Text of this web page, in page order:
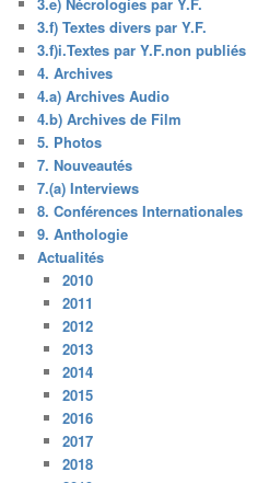
3.f) Textes divers par Y.F.
3.f)i.Textes par Y.F.non publiés
4. Archives
4.a) Archives Audio
4.b) Archives de Film
5. Photos
7. Nouveautés
7.(a) Interviews
8. Conférences Internationales
9. Anthologie
Actualités
2010
2011
2012
2013
2014
2015
2016
2017
2018